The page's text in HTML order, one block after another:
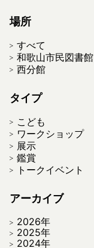
場所
すべて
和歌山市民図書館
西分館
タイプ
こども
ワークショップ
展示
鑑賞
トークイベント
アーカイブ
2026年
2025年
2024年